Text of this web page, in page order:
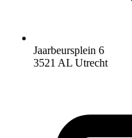
Jaarbeursplein 6
3521 AL Utrecht